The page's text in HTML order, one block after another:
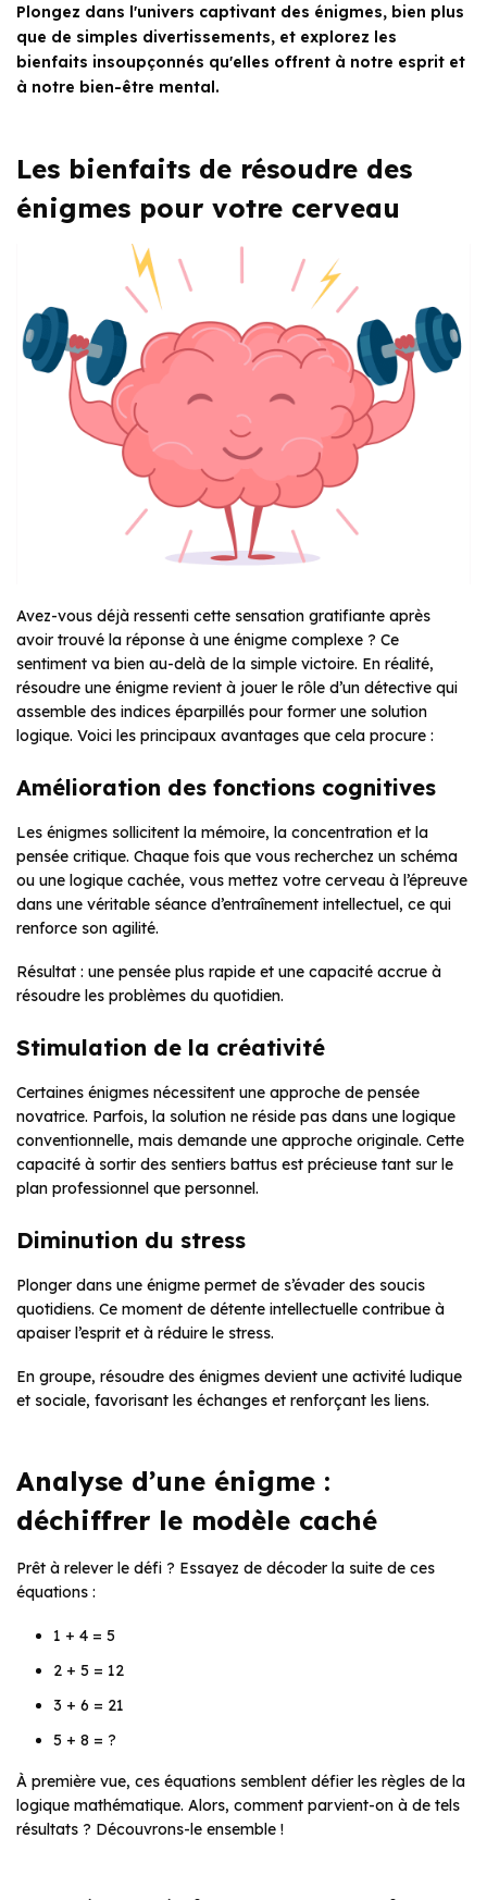
Plongez dans l'univers captivant des énigmes, bien plus
que de simples divertissements, et explorez les
bienfaits insoupçonnés qu'elles offrent à notre esprit et
à notre bien-être mental.
Les bienfaits de résoudre des
énigmes pour votre cerveau
Avez-vous déjà ressenti cette sensation gratifiante après
avoir trouvé la réponse à une énigme complexe ? Ce
sentiment va bien au-delà de la simple victoire. En réalité,
résoudre une énigme revient à jouer le rôle d’un détective qui
assemble des indices éparpillés pour former une solution
logique. Voici les principaux avantages que cela procure :
Amélioration des fonctions cognitives
Les énigmes sollicitent la mémoire, la concentration et la
pensée critique. Chaque fois que vous recherchez un schéma
ou une logique cachée, vous mettez votre cerveau à l’épreuve
dans une véritable séance d’entraînement intellectuel, ce qui
renforce son agilité.
Résultat : une pensée plus rapide et une capacité accrue à
résoudre les problèmes du quotidien.
Stimulation de la créativité
Certaines énigmes nécessitent une approche de pensée
novatrice. Parfois, la solution ne réside pas dans une logique
conventionnelle, mais demande une approche originale. Cette
capacité à sortir des sentiers battus est précieuse tant sur le
plan professionnel que personnel.
Diminution du stress
Plonger dans une énigme permet de s’évader des soucis
quotidiens. Ce moment de détente intellectuelle contribue à
apaiser l’esprit et à réduire le stress.
En groupe, résoudre des énigmes devient une activité ludique
et sociale, favorisant les échanges et renforçant les liens.
Analyse d’une énigme :
déchiffrer le modèle caché
Prêt à relever le défi ? Essayez de décoder la suite de ces
équations :
1 + 4 = 5
2 + 5 = 12
3 + 6 = 21
5 + 8 = ?
À première vue, ces équations semblent défier les règles de la
logique mathématique. Alors, comment parvient-on à de tels
résultats ? Découvrons-le ensemble !